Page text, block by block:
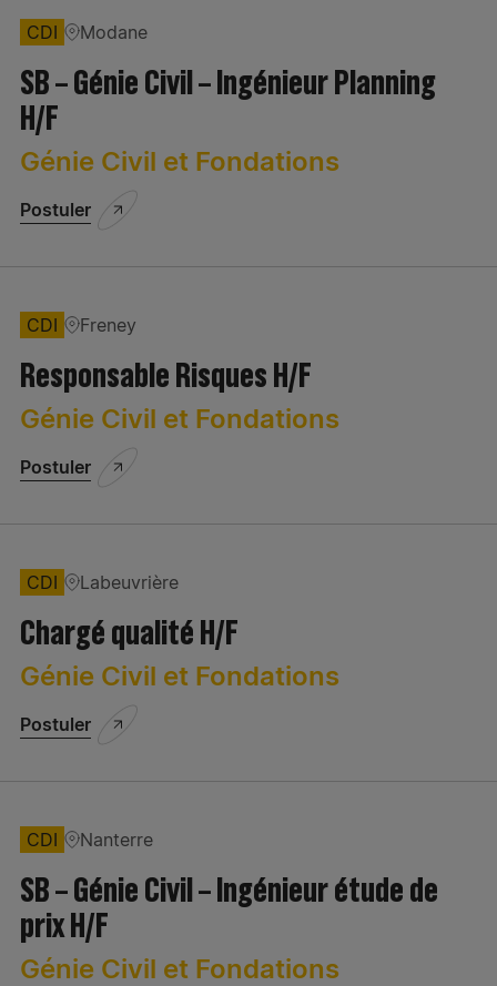
Ressources Humaines
Secrétariat/Assistanat
CDI Modane
SB – Génie Civil – Ingénieur Planning
H/F
Génie Civil et Fondations
Postuler
CDI Freney
Responsable Risques H/F
Génie Civil et Fondations
Postuler
CDI Labeuvrière
Chargé qualité H/F
Génie Civil et Fondations
Postuler
CDI Nanterre
SB – Génie Civil – Ingénieur étude de
prix H/F
Génie Civil et Fondations